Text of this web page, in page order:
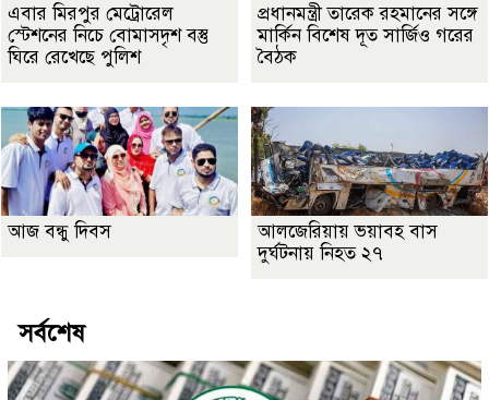
এবার মিরপুর মেট্রোরেল
স্টেশনের নিচে বোমাসদৃশ বস্তু
ঘিরে রেখেছে পুলিশ
প্রধানমন্ত্রী তারেক রহমানের সঙ্গে
মার্কিন বিশেষ দূত সার্জিও গরের
বৈঠক
আজ বন্ধু দিবস
আলজেরিয়ায় ভয়াবহ বাস
দুর্ঘটনায় নিহত ২৭
সর্বশেষ